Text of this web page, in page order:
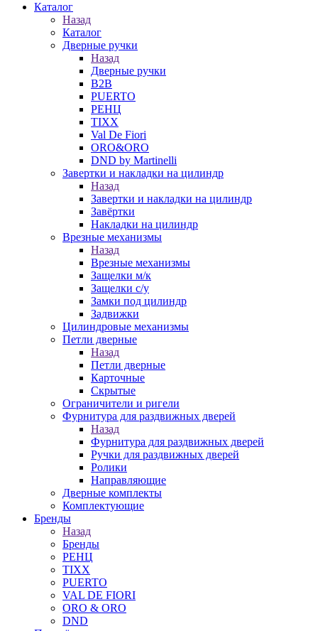
Каталог
Назад
Каталог
Дверные ручки
Назад
Дверные ручки
B2B
PUERTO
РЕНЦ
TIXX
Val De Fiori
ORO&ORO
DND by Martinelli
Завертки и накладки на цилиндр
Назад
Завертки и накладки на цилиндр
Завёртки
Накладки на цилиндр
Врезные механизмы
Назад
Врезные механизмы
Защелки м/к
Защелки с/у
Замки под цилиндр
Задвижки
Цилиндровые механизмы
Петли дверные
Назад
Петли дверные
Карточные
Скрытые
Ограничители и ригели
Фурнитура для раздвижных дверей
Назад
Фурнитура для раздвижных дверей
Ручки для раздвижных дверей
Ролики
Направляющие
Дверные комплекты
Комплектующие
Бренды
Назад
Бренды
РЕНЦ
TIXX
PUERTO
VAL DE FIORI
ORO & ORO
DND